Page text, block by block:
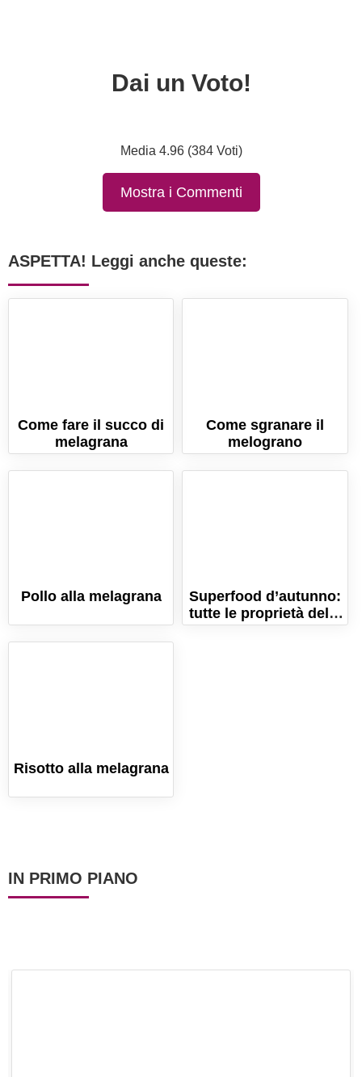
Dai un Voto!
Media 4.96 (384 Voti)
Mostra i Commenti
ASPETTA! Leggi anche queste:
Come fare il succo di
melagrana
Come sgranare il
melograno
Pollo alla melagrana
Superfood d’autunno:
tutte le proprietà della
melagrana
Risotto alla melagrana
IN PRIMO PIANO